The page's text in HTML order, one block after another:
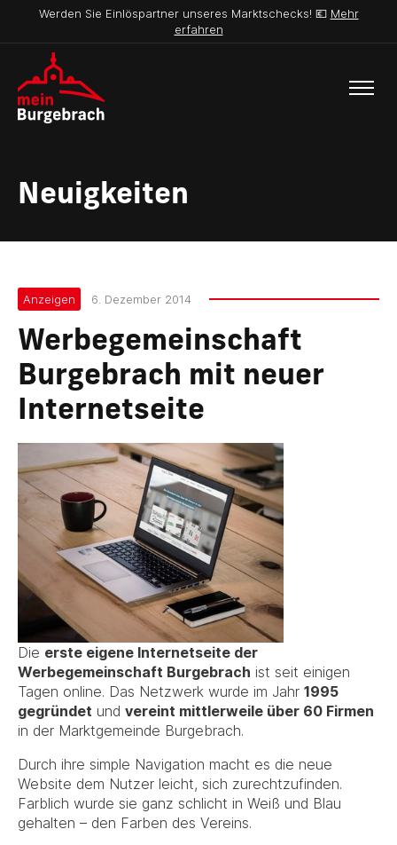
Werden Sie Einlöspartner unseres Marktschecks! 💶 Mehr
erfahren
Neuigkeiten
Anzeigen 6. Dezember 2014
Werbegemeinschaft
Burgebrach mit neuer
Internetseite
Die erste eigene Internetseite der
Werbegemeinschaft Burgebrach ist seit einigen
Tagen online. Das Netzwerk wurde im Jahr 1995
gegründet und vereint mittlerweile über 60 Firmen
in der Marktgemeinde Burgebrach.
Durch ihre simple Navigation macht es die neue
Website dem Nutzer leicht, sich zurechtzufinden.
Farblich wurde sie ganz schlicht in Weiß und Blau
gehalten – den Farben des Vereins.